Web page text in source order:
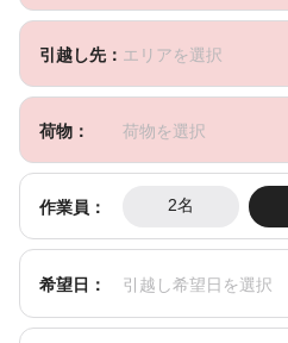
引越し先： エリアを選択
荷物： 荷物を選択
作業員： 2名
希望日： 引越し希望日を選択